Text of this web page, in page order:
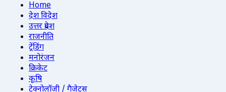
Home
देश विदेश
उत्तर प्रदेश
राजनीति
ट्रेंडिंग
मनोरंजन
क्रिकेट
कृषि
टेक्नोलॉजी / गैजेट्स